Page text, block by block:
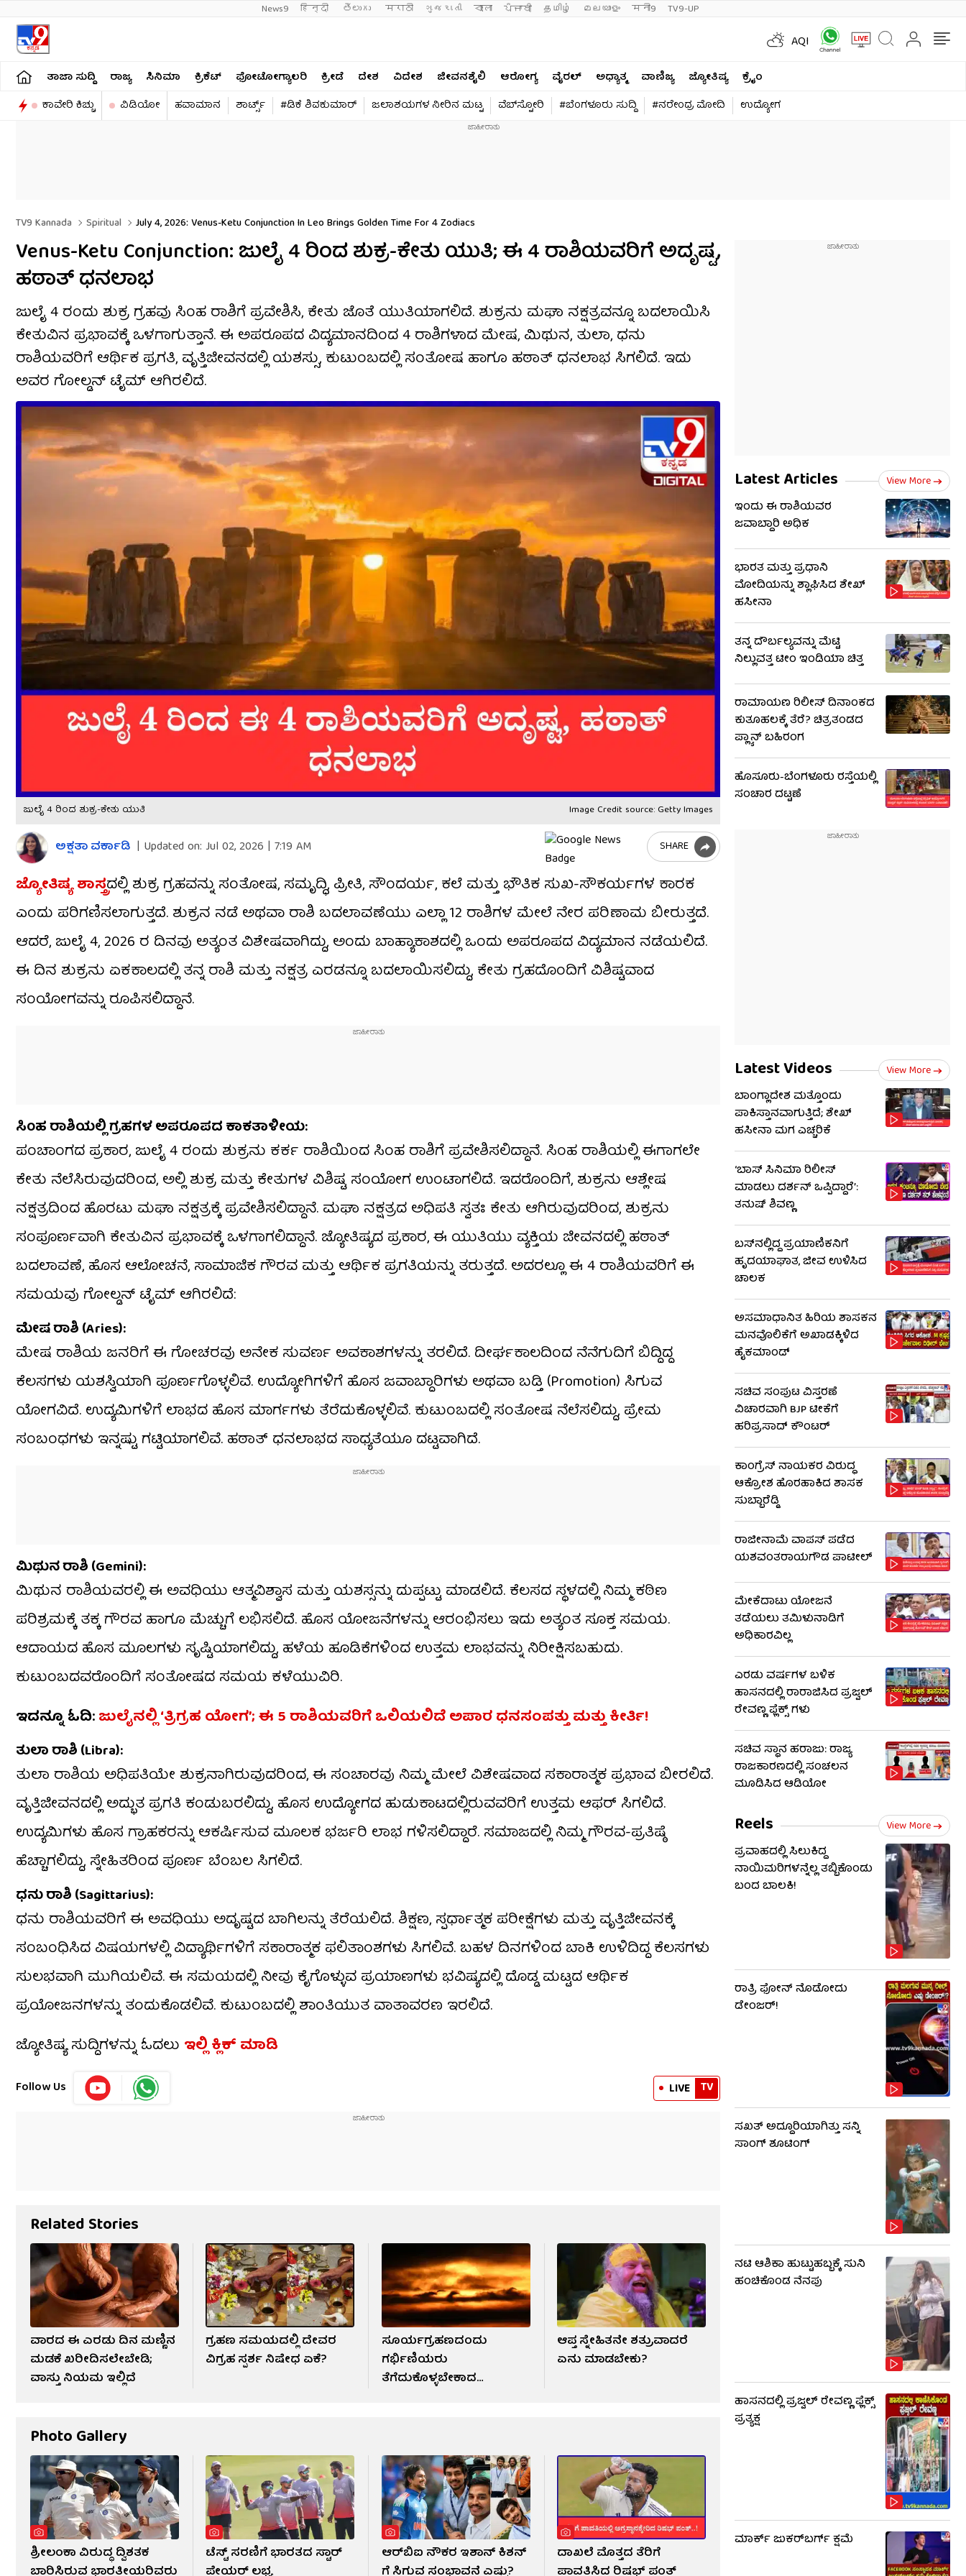
News9 हिन्दी తెలుగు मराठी ગુજરાતી বাংলা ਪੰਜਾਬੀ தமிழ் മലയാളം मनी9 TV9-UP
AQI
ತಾಜಾ ಸುದ್ದಿ ರಾಜ್ಯ ಸಿನಿಮಾ ಕ್ರಿಕೆಟ್​ ಫೋಟೋಗ್ಯಾಲರಿ ಕ್ರೀಡೆ ದೇಶ ವಿದೇಶ ಜೀವನಶೈಲಿ ಆರೋಗ್ಯ ವೈರಲ್​ ಅಧ್ಯಾತ್ಮ ವಾಣಿಜ್ಯ ಜ್ಯೋತಿಷ್ಯ
ಕ್ರೈಂ
ಕಾವೇರಿ ಕಿಚ್ಚು
ವಿಡಿಯೋ ಹವಾಮಾನ ಶಾರ್ಟ್ಸ್​ #ಡಿಕೆ ಶಿವಕುಮಾರ್​ ಜಲಾಶಯಗಳ ನೀರಿನ ಮಟ್ಟ ವೆಬ್​ಸ್ಟೋರಿ #ಬೆಂಗಳೂರು ಸುದ್ದಿ #ನರೇಂದ್ರ ಮೋದಿ ಉದ್ಯೋಗ
TV9 Kannada Spiritual July 4, 2026: Venus-Ketu Conjunction In Leo Brings Golden Time For 4 Zodiacs
Venus-Ketu Conjunction: ಜುಲೈ 4 ರಿಂದ ಶುಕ್ರ-ಕೇತು ಯುತಿ; ಈ 4 ರಾಶಿಯವರಿಗೆ ಅದೃಷ್ಟ,
ಹಠಾತ್ ಧನಲಾಭ
ಜುಲೈ 4 ರಂದು ಶುಕ್ರ ಗ್ರಹವು ಸಿಂಹ ರಾಶಿಗೆ ಪ್ರವೇಶಿಸಿ, ಕೇತು ಜೊತೆ ಯುತಿಯಾಗಲಿದೆ. ಶುಕ್ರನು ಮಘಾ ನಕ್ಷತ್ರವನ್ನೂ ಬದಲಾಯಿಸಿ
ಕೇತುವಿನ ಪ್ರಭಾವಕ್ಕೆ ಒಳಗಾಗುತ್ತಾನೆ. ಈ ಅಪರೂಪದ ವಿದ್ಯಮಾನದಿಂದ 4 ರಾಶಿಗಳಾದ ಮೇಷ, ಮಿಥುನ, ತುಲಾ, ಧನು
ರಾಶಿಯವರಿಗೆ ಆರ್ಥಿಕ ಪ್ರಗತಿ, ವೃತ್ತಿಜೀವನದಲ್ಲಿ ಯಶಸ್ಸು, ಕುಟುಂಬದಲ್ಲಿ ಸಂತೋಷ ಹಾಗೂ ಹಠಾತ್ ಧನಲಾಭ ಸಿಗಲಿದೆ. ಇದು
ಅವರ ಗೋಲ್ಡನ್ ಟೈಮ್ ಆಗಿರಲಿದೆ.
ಜುಲೈ 4 ರಿಂದ ಶುಕ್ರ-ಕೇತು ಯುತಿ Image Credit source: Getty Images
ಅಕ್ಷತಾ ವರ್ಕಾಡಿ | Updated on: Jul 02, 2026 | 7:19 AM SHARE
ಜ್ಯೋತಿಷ್ಯ ಶಾಸ್ತ್ರದಲ್ಲಿ ಶುಕ್ರ ಗ್ರಹವನ್ನು ಸಂತೋಷ, ಸಮೃದ್ಧಿ, ಪ್ರೀತಿ, ಸೌಂದರ್ಯ, ಕಲೆ ಮತ್ತು ಭೌತಿಕ ಸುಖ-ಸೌಕರ್ಯಗಳ ಕಾರಕ
ಎಂದು ಪರಿಗಣಿಸಲಾಗುತ್ತದೆ. ಶುಕ್ರನ ನಡೆ ಅಥವಾ ರಾಶಿ ಬದಲಾವಣೆಯು ಎಲ್ಲಾ 12 ರಾಶಿಗಳ ಮೇಲೆ ನೇರ ಪರಿಣಾಮ ಬೀರುತ್ತದೆ.
ಆದರೆ, ಜುಲೈ 4, 2026 ರ ದಿನವು ಅತ್ಯಂತ ವಿಶೇಷವಾಗಿದ್ದು, ಅಂದು ಬಾಹ್ಯಾಕಾಶದಲ್ಲಿ ಒಂದು ಅಪರೂಪದ ವಿದ್ಯಮಾನ ನಡೆಯಲಿದೆ.
ಈ ದಿನ ಶುಕ್ರನು ಏಕಕಾಲದಲ್ಲಿ ತನ್ನ ರಾಶಿ ಮತ್ತು ನಕ್ಷತ್ರ ಎರಡನ್ನೂ ಬದಲಾಯಿಸಲಿದ್ದು, ಕೇತು ಗ್ರಹದೊಂದಿಗೆ ವಿಶಿಷ್ಟವಾದ
ಸಂಯೋಗವನ್ನು ರೂಪಿಸಲಿದ್ದಾನೆ.
ಸಿಂಹ ರಾಶಿಯಲ್ಲಿ ಗ್ರಹಗಳ ಅಪರೂಪದ ಕಾಕತಾಳೀಯ:
ಪಂಚಾಂಗದ ಪ್ರಕಾರ, ಜುಲೈ 4 ರಂದು ಶುಕ್ರನು ಕರ್ಕ ರಾಶಿಯಿಂದ ಸಿಂಹ ರಾಶಿಗೆ ಪ್ರವೇಶಿಸಲಿದ್ದಾನೆ. ಸಿಂಹ ರಾಶಿಯಲ್ಲಿ ಈಗಾಗಲೇ
ಕೇತು ನೆಲೆಸಿರುವುದರಿಂದ, ಅಲ್ಲಿ ಶುಕ್ರ ಮತ್ತು ಕೇತುಗಳ ವಿಶಿಷ್ಟ ಸಂಯೋಗ ಉಂಟಾಗಲಿದೆ. ಇದರೊಂದಿಗೆ, ಶುಕ್ರನು ಆಶ್ಲೇಷ
ನಕ್ಷತ್ರದಿಂದ ಹೊರಟು ಮಘಾ ನಕ್ಷತ್ರಕ್ಕೆ ಪ್ರವೇಶಿಸಲಿದ್ದಾನೆ. ಮಘಾ ನಕ್ಷತ್ರದ ಅಧಿಪತಿ ಸ್ವತಃ ಕೇತು ಆಗಿರುವುದರಿಂದ, ಶುಕ್ರನು
ಸಂಪೂರ್ಣವಾಗಿ ಕೇತುವಿನ ಪ್ರಭಾವಕ್ಕೆ ಒಳಗಾಗಲಿದ್ದಾನೆ. ಜ್ಯೋತಿಷ್ಯದ ಪ್ರಕಾರ, ಈ ಯುತಿಯು ವ್ಯಕ್ತಿಯ ಜೀವನದಲ್ಲಿ ಹಠಾತ್
ಬದಲಾವಣೆ, ಹೊಸ ಆಲೋಚನೆ, ಸಾಮಾಜಿಕ ಗೌರವ ಮತ್ತು ಆರ್ಥಿಕ ಪ್ರಗತಿಯನ್ನು ತರುತ್ತದೆ. ಅದರಲ್ಲೂ ಈ 4 ರಾಶಿಯವರಿಗೆ ಈ
ಸಮಯವು ಗೋಲ್ಡನ್ ಟೈಮ್ ಆಗಿರಲಿದೆ:
ಮೇಷ ರಾಶಿ (Aries):
ಮೇಷ ರಾಶಿಯ ಜನರಿಗೆ ಈ ಗೋಚರವು ಅನೇಕ ಸುವರ್ಣ ಅವಕಾಶಗಳನ್ನು ತರಲಿದೆ. ದೀರ್ಘಕಾಲದಿಂದ ನೆನೆಗುದಿಗೆ ಬಿದ್ದಿದ್ದ
ಕೆಲಸಗಳು ಯಶಸ್ವಿಯಾಗಿ ಪೂರ್ಣಗೊಳ್ಳಲಿವೆ. ಉದ್ಯೋಗಿಗಳಿಗೆ ಹೊಸ ಜವಾಬ್ದಾರಿಗಳು ಅಥವಾ ಬಡ್ತಿ (Promotion) ಸಿಗುವ
ಯೋಗವಿದೆ. ಉದ್ಯಮಿಗಳಿಗೆ ಲಾಭದ ಹೊಸ ಮಾರ್ಗಗಳು ತೆರೆದುಕೊಳ್ಳಲಿವೆ. ಕುಟುಂಬದಲ್ಲಿ ಸಂತೋಷ ನೆಲೆಸಲಿದ್ದು, ಪ್ರೇಮ
ಸಂಬಂಧಗಳು ಇನ್ನಷ್ಟು ಗಟ್ಟಿಯಾಗಲಿವೆ. ಹಠಾತ್ ಧನಲಾಭದ ಸಾಧ್ಯತೆಯೂ ದಟ್ಟವಾಗಿದೆ.
ಮಿಥುನ ರಾಶಿ (Gemini):
ಮಿಥುನ ರಾಶಿಯವರಲ್ಲಿ ಈ ಅವಧಿಯು ಆತ್ಮವಿಶ್ವಾಸ ಮತ್ತು ಯಶಸ್ಸನ್ನು ದುಪ್ಪಟ್ಟು ಮಾಡಲಿದೆ. ಕೆಲಸದ ಸ್ಥಳದಲ್ಲಿ ನಿಮ್ಮ ಕಠಿಣ
ಪರಿಶ್ರಮಕ್ಕೆ ತಕ್ಕ ಗೌರವ ಹಾಗೂ ಮೆಚ್ಚುಗೆ ಲಭಿಸಲಿದೆ. ಹೊಸ ಯೋಜನೆಗಳನ್ನು ಆರಂಭಿಸಲು ಇದು ಅತ್ಯಂತ ಸೂಕ್ತ ಸಮಯ.
ಆದಾಯದ ಹೊಸ ಮೂಲಗಳು ಸೃಷ್ಟಿಯಾಗಲಿದ್ದು, ಹಳೆಯ ಹೂಡಿಕೆಗಳಿಂದ ಉತ್ತಮ ಲಾಭವನ್ನು ನಿರೀಕ್ಷಿಸಬಹುದು.
ಕುಟುಂಬದವರೊಂದಿಗೆ ಸಂತೋಷದ ಸಮಯ ಕಳೆಯುವಿರಿ.
ಇದನ್ನೂ ಓದಿ:ಜುಲೈನಲ್ಲಿ ‘ತ್ರಿಗ್ರಹ ಯೋಗ’; ಈ 5 ರಾಶಿಯವರಿಗೆ ಒಲಿಯಲಿದೆ ಅಪಾರ ಧನಸಂಪತ್ತು ಮತ್ತು ಕೀರ್ತಿ!
ತುಲಾ ರಾಶಿ (Libra):
ತುಲಾ ರಾಶಿಯ ಅಧಿಪತಿಯೇ ಶುಕ್ರನಾಗಿರುವುದರಿಂದ, ಈ ಸಂಚಾರವು ನಿಮ್ಮ ಮೇಲೆ ವಿಶೇಷವಾದ ಸಕಾರಾತ್ಮಕ ಪ್ರಭಾವ ಬೀರಲಿದೆ.
ವೃತ್ತಿಜೀವನದಲ್ಲಿ ಅದ್ಭುತ ಪ್ರಗತಿ ಕಂಡುಬರಲಿದ್ದು, ಹೊಸ ಉದ್ಯೋಗದ ಹುಡುಕಾಟದಲ್ಲಿರುವವರಿಗೆ ಉತ್ತಮ ಆಫರ್ ಸಿಗಲಿದೆ.
ಉದ್ಯಮಿಗಳು ಹೊಸ ಗ್ರಾಹಕರನ್ನು ಆಕರ್ಷಿಸುವ ಮೂಲಕ ಭರ್ಜರಿ ಲಾಭ ಗಳಿಸಲಿದ್ದಾರೆ. ಸಮಾಜದಲ್ಲಿ ನಿಮ್ಮ ಗೌರವ-ಪ್ರತಿಷ್ಠೆ
ಹೆಚ್ಚಾಗಲಿದ್ದು, ಸ್ನೇಹಿತರಿಂದ ಪೂರ್ಣ ಬೆಂಬಲ ಸಿಗಲಿದೆ.
ಧನು ರಾಶಿ (Sagittarius):
ಧನು ರಾಶಿಯವರಿಗೆ ಈ ಅವಧಿಯು ಅದೃಷ್ಟದ ಬಾಗಿಲನ್ನು ತೆರೆಯಲಿದೆ. ಶಿಕ್ಷಣ, ಸ್ಪರ್ಧಾತ್ಮಕ ಪರೀಕ್ಷೆಗಳು ಮತ್ತು ವೃತ್ತಿಜೀವನಕ್ಕೆ
ಸಂಬಂಧಿಸಿದ ವಿಷಯಗಳಲ್ಲಿ ವಿದ್ಯಾರ್ಥಿಗಳಿಗೆ ಸಕಾರಾತ್ಮಕ ಫಲಿತಾಂಶಗಳು ಸಿಗಲಿವೆ. ಬಹಳ ದಿನಗಳಿಂದ ಬಾಕಿ ಉಳಿದಿದ್ದ ಕೆಲಸಗಳು
ಸುಲಭವಾಗಿ ಮುಗಿಯಲಿವೆ. ಈ ಸಮಯದಲ್ಲಿ ನೀವು ಕೈಗೊಳ್ಳುವ ಪ್ರಯಾಣಗಳು ಭವಿಷ್ಯದಲ್ಲಿ ದೊಡ್ಡ ಮಟ್ಟದ ಆರ್ಥಿಕ
ಪ್ರಯೋಜನಗಳನ್ನು ತಂದುಕೊಡಲಿವೆ. ಕುಟುಂಬದಲ್ಲಿ ಶಾಂತಿಯುತ ವಾತಾವರಣ ಇರಲಿದೆ.
ಜ್ಯೋತಿಷ್ಯ ಸುದ್ದಿಗಳನ್ನು ಓದಲು ಇಲ್ಲಿ ಕ್ಲಿಕ್ ಮಾಡಿ
Follow Us LIVE TV
Related Stories
ವಾರದ ಈ ಎರಡು ದಿನ ಮಣ್ಣಿನ
ಮಡಕೆ ಖರೀದಿಸಲೇಬೇಡಿ;
ವಾಸ್ತು ನಿಯಮ ಇಲ್ಲಿದೆ
ಗ್ರಹಣ ಸಮಯದಲ್ಲಿ ದೇವರ
ವಿಗ್ರಹ ಸ್ಪರ್ಶ ನಿಷೇಧ ಏಕೆ?
ಸೂರ್ಯಗ್ರಹಣದಂದು
ಗರ್ಭಿಣಿಯರು
ತೆಗೆದುಕೊಳ್ಳಬೇಕಾದ
ಆಪ್ತ ಸ್ನೇಹಿತನೇ ಶತ್ರುವಾದರೆ
ಏನು ಮಾಡಬೇಕು?
Photo Gallery
ಶ್ರೀಲಂಕಾ ವಿರುದ್ಧ ದ್ವಿಶತಕ
ಟೆಸ್ಟ್ ಸರಣಿಗೆ ಭಾರತದ ಸ್ಟಾರ್
ಆರ್​ಬಿಐ ನೌಕರ ಇಶಾನ್ ಕಿಶನ್​
ದಾಖಲೆ ಮೊತ್ತದ ತೆರಿಗೆ
Latest Articles View More
ಇಂದು ಈ ರಾಶಿಯವರ
ಜವಾಬ್ದಾರಿ ಅಧಿಕ
ಭಾರತ ಮತ್ತು ಪ್ರಧಾನಿ
ಮೋದಿಯನ್ನು ಶ್ಲಾಘಿಸಿದ ಶೇಖ್
ಹಸೀನಾ
ತನ್ನ ದೌರ್ಬಲ್ಯವನ್ನು ಮೆಟ್ಟಿ
ನಿಲ್ಲುವತ್ತ ಟೀಂ ಇಂಡಿಯಾ ಚಿತ್ತ
ರಾಮಾಯಣ ರಿಲೀಸ್ ದಿನಾಂಕದ
ಕುತೂಹಲಕ್ಕೆ ತೆರೆ? ಚಿತ್ರತಂಡದ
ಪ್ಲ್ಯಾನ್ ಬಹಿರಂಗ
ಹೊಸೂರು-ಬೆಂಗಳೂರು ರಸ್ತೆಯಲ್ಲಿ
ಸಂಚಾರ ದಟ್ಟಣೆ
Latest Videos View More
ಬಾಂಗ್ಲಾದೇಶ ಮತ್ತೊಂದು
ಪಾಕಿಸ್ತಾನವಾಗುತ್ತಿದೆ; ಶೇಖ್
ಹಸೀನಾ ಮಗ ಎಚ್ಚರಿಕೆ
‘ಬಾಸ್ ಸಿನಿಮಾ ರಿಲೀಸ್
ಮಾಡಲು ದರ್ಶನ್ ಒಪ್ಪಿದ್ದಾರೆ’:
ತನುಷ್ ಶಿವಣ್ಣ
ಬಸ್‌ನಲ್ಲಿದ್ದ ಪ್ರಯಾಣಿಕನಿಗೆ
ಹೃದಯಾಘಾತ, ಜೀವ ಉಳಿಸಿದ
ಚಾಲಕ
ಅಸಮಾಧಾನಿತ ಹಿರಿಯ ಶಾಸಕನ
ಮನವೊಲಿಕೆಗೆ ಅಖಾಡಕ್ಕಿಳಿದ
ಹೈಕಮಾಂಡ್
ಸಚಿವ ಸಂಪುಟ ವಿಸ್ತರಣೆ
ವಿಚಾರವಾಗಿ BJP ಟೀಕೆಗೆ
ಹರಿಪ್ರಸಾದ್ ಕೌಂಟರ್​​
ಕಾಂಗ್ರೆಸ್ ನಾಯಕರ ವಿರುದ್ಧ
ಆಕ್ರೋಶ ಹೊರಹಾಕಿದ ಶಾಸಕ
ಸುಬ್ಬಾರೆಡ್ಡಿ
ರಾಜೀನಾಮೆ ವಾಪಸ್ ಪಡೆದ
ಯಶವಂತರಾಯಗೌಡ ಪಾಟೀಲ್
ಮೇಕೆದಾಟು ಯೋಜನೆ
ತಡೆಯಲು ತಮಿಳುನಾಡಿಗೆ
ಅಧಿಕಾರವಿಲ್ಲ
ಎರಡು ವರ್ಷಗಳ ಬಳಿಕ
ಹಾಸನದಲ್ಲಿ ರಾರಾಜಿಸಿದ ಪ್ರಜ್ವಲ್
ರೇವಣ್ಣ ಫ್ಲೆಕ್ಸ್ ಗಳು
ಸಚಿವ ಸ್ಥಾನ ಹರಾಜು: ರಾಜ್ಯ
ರಾಜಕಾರಣದಲ್ಲಿ ಸಂಚಲನ
ಮೂಡಿಸಿದ ಆಡಿಯೋ
Reels View More
ಪ್ರವಾಹದಲ್ಲಿ ಸಿಲುಕಿದ್ದ
ನಾಯಿಮರಿಗಳನ್ನೆಲ್ಲ ತಬ್ಬಿಕೊಂಡು
ಬಂದ ಬಾಲಕಿ!
ರಾತ್ರಿ ಫೋನ್​​ ನೊಡೋದು
ಡೇಂಜರ್!
ಸಖತ್ ಅದ್ದೂರಿಯಾಗಿತ್ತು ಸನ್ನಿ
ಸಾಂಗ್ ಶೂಟಿಂಗ್
ನಟಿ ಆಶಿಕಾ ಹುಟ್ಟುಹಬ್ಬಕ್ಕೆ ಸುನಿ
ಹಂಚಿಕೊಂಡ ನೆನಪು
ಹಾಸನದಲ್ಲಿ ಪ್ರಜ್ವಲ್ ರೇವಣ್ಣ ಫ್ಲೆಕ್ಸ್
ಪ್ರತ್ಯಕ್ಷ
ಮಾರ್ಕ್ ಜುಕರ್‌ಬರ್ಗ್ ಕ್ಷಮೆ